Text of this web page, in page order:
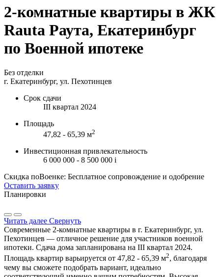
2-комнатные квартиры в ЖК
Rauta Раута, Екатеринбург
по Военной ипотеке
Без отделки
г. Екатеринбург, ул. Пехотинцев
Срок сдачи
III квартал 2024
Площадь
47,82 - 65,39 м2
Инвестиционная привлекательность
6 000 000 - 8 500 000 i
Скидка поВоенке: Бесплатное сопровождение и одобрение
Оставить заявку
Планировки
Читать далее Свернуть
Современные 2-комнатные квартиры в г. Екатеринбург, ул.
Пехотинцев — отличное решение для участников военной
ипотеки. Сдача дома запланирована на III квартал 2024.
Площадь квартир варьируется от 47,82 - 65,39 м2, благодаря
чему вы сможете подобрать вариант, идеально